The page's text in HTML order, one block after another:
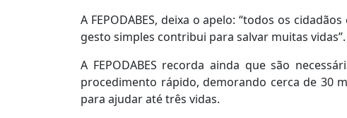
A FEPODABES, deixa o apelo: “todos os
gesto simples contribui para salvar muitas vidas”.
A FEPODABES recorda ainda que são
procedimento rápido, demorando cerca de 30
para ajudar até três vidas.